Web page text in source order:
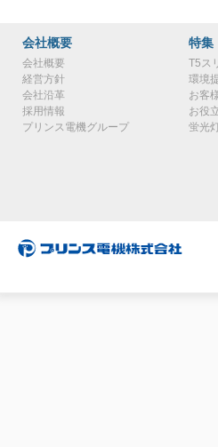
会社概要
会社概要
経営方針
会社沿革
採用情報
プリンス電機グループ
特集
T5ス
環境
お客
お役
蛍光